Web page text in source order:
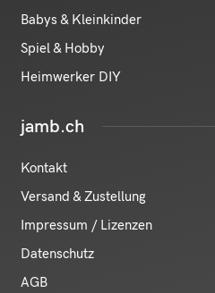
Babys & Kleinkinder
Spiel & Hobby
Heimwerker DIY
jamb.ch
Kontakt
Versand & Zustellung
Impressum / Lizenzen
Datenschutz
AGB